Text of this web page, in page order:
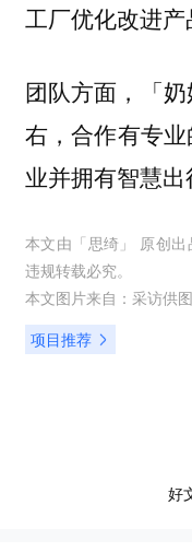
工厂优化改进产
团队方面，「
右，合作有专
业并拥有智慧出
本文由「思绮 」 原创
违规转载必究。
本文图片来自： 采访供图
项目推荐
好